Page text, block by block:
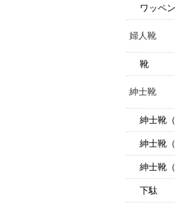
ワッペン
婦人靴
靴
紳士靴
紳士靴
紳士靴
紳士靴
下駄